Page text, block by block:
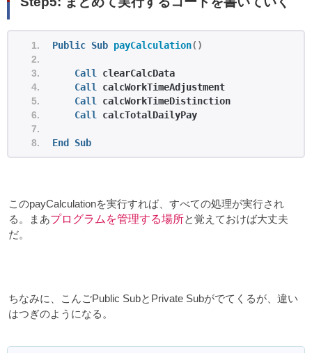
Public Sub payCalculation()
Call
clearCalcData
Call
calcWorkTimeAdjustment
Call
calcWorkTimeDistinction
Call
calcTotalDailyPay
End Sub
このpayCalculationを実行すれば、すべての処理が実行され
る。まあプログラムを管理する場所と覚えておけば大丈夫
だ。
ちなみに、こんごPublic SubとPrivate Subがでてくるが、違い
はつぎのようになる。